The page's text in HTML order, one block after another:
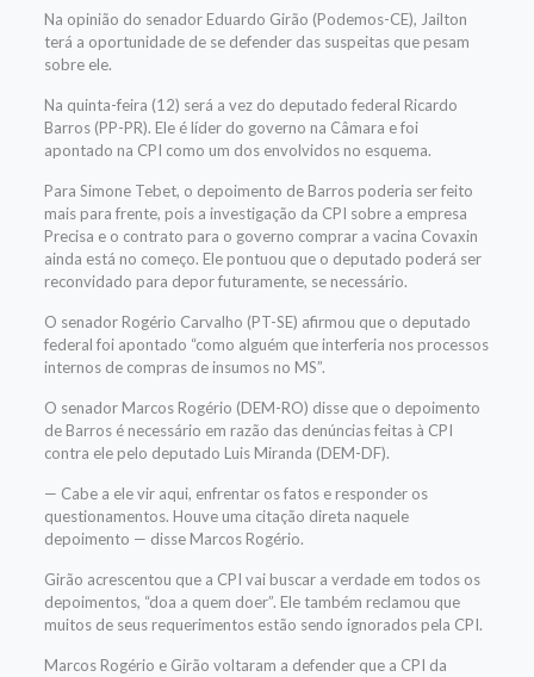
Na opinião do senador Eduardo Girão (Podemos-CE), Jailton
terá a oportunidade de se defender das suspeitas que pesam
sobre ele.
Na quinta-feira (12) será a vez do deputado federal Ricardo
Barros (PP-PR). Ele é líder do governo na Câmara e foi
apontado na CPI como um dos envolvidos no esquema.
Para Simone Tebet, o depoimento de Barros poderia ser feito
mais para frente, pois a investigação da CPI sobre a empresa
Precisa e o contrato para o governo comprar a vacina Covaxin
ainda está no começo. Ele pontuou que o deputado poderá ser
reconvidado para depor futuramente, se necessário.
O senador Rogério Carvalho (PT-SE) afirmou que o deputado
federal foi apontado “como alguém que interferia nos processos
internos de compras de insumos no MS”.
O senador Marcos Rogério (DEM-RO) disse que o depoimento
de Barros é necessário em razão das denúncias feitas à CPI
contra ele pelo deputado Luis Miranda (DEM-DF).
— Cabe a ele vir aqui, enfrentar os fatos e responder os
questionamentos. Houve uma citação direta naquele
depoimento — disse Marcos Rogério.
Girão acrescentou que a CPI vai buscar a verdade em todos os
depoimentos, “doa a quem doer”. Ele também reclamou que
muitos de seus requerimentos estão sendo ignorados pela CPI.
Marcos Rogério e Girão voltaram a defender que a CPI da